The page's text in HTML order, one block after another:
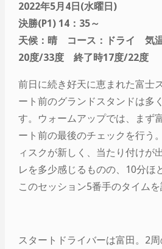
2022年5月4日(水曜日)
決勝(P1) 14：35～
天候：晴 コース：ドライ 気
20度/33度 終了時17度/22度
前日に続き好天に恵まれた富士
ート前のグランドスタンドは多
す。ウォームアップでは、まず
ート前の最後のチェックを行う
ィスクが新しく、当たり付けが
レを多少感じるものの、10分ほ
このセッション5番手のタイムを
スタートドライバーは富田。2